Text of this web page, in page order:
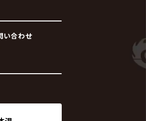
い合わせ